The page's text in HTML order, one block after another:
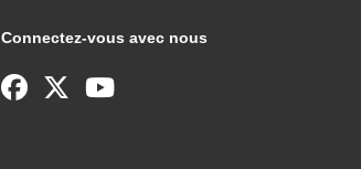
Connectez-vous avec nous